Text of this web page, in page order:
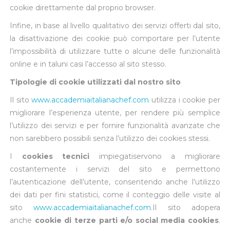
cookie direttamente dal proprio browser.
Infine, in base al livello qualitativo dei servizi offerti dal sito,
la disattivazione dei cookie può comportare per l’utente
l’impossibilità di utilizzare tutte o alcune delle funzionalità
online e in taluni casi l’accesso al sito stesso.
Tipologie di cookie utilizzati dal nostro sito
Il sitowww.accademiaitalianachef.com utilizza i cookie per
migliorare l’esperienza utente, per rendere più semplice
l’utilizzo dei servizi e per fornire funzionalità avanzate che
non sarebbero possibili senza l’utilizzo dei cookies stessi.
I cookies tecnici impiegatiservono a migliorare
costantemente i servizi del sito e permettono
l’autenticazione dell’utente, consentendo anche l’utilizzo
dei dati per fini statistici, come il conteggio delle visite al
sitowww.accademiaitalianachef.com.Il sito adopera
anche cookie di terze parti e/o social media cookies.